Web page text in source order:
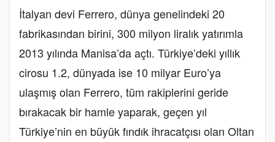
İtalyan devi Ferrero, dünya genelindeki 20
fabrikasından birini, 300 milyon liralık yatırımla
2013 yılında Manisa’da açtı. Türkiye’deki yıllık
cirosu 1.2, dünyada ise 10 milyar Euro’ya
ulaşmış olan Ferrero, tüm rakiplerini geride
bırakacak bir hamle yaparak, geçen yıl
Türkiye’nin en büyük fındık ihracatçısı olan Oltan